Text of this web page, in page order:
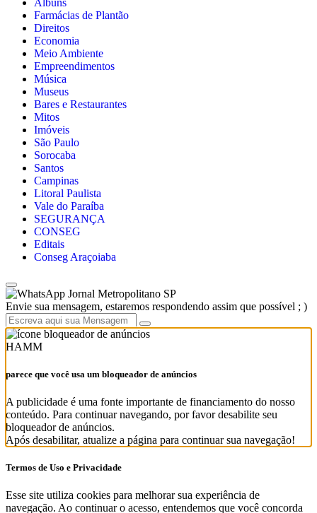
Farmácias de Plantão
Direitos
Economia
Meio Ambiente
Empreendimentos
Música
Museus
Bares e Restaurantes
Mitos
Imóveis
São Paulo
Sorocaba
Santos
Campinas
Litoral Paulista
Vale do Paraíba
SEGURANÇA
CONSEG
Editais
Conseg Araçoiaba
Jornal Metropolitano SP
Envie sua mensagem, estaremos respondendo assim que possível ; )
HAMM
parece que você usa um bloqueador de anúncios
A publicidade é uma fonte importante de financiamento do nosso
conteúdo. Para continuar navegando, por favor desabilite seu
bloqueador de anúncios.
Após desabilitar, atualize a página para continuar sua navegação!
Termos de Uso e Privacidade
Esse site utiliza cookies para melhorar sua experiência de
navegação. Ao continuar o acesso, entendemos que você concorda